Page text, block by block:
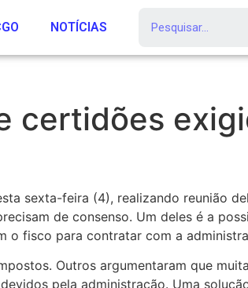
NOTÍCIAS
certidões
sexta-feira (4), realizando reunião
de consenso. Um deles é a
o fisco para contratar com a
Outros argumentaram que
pela administração. Uma